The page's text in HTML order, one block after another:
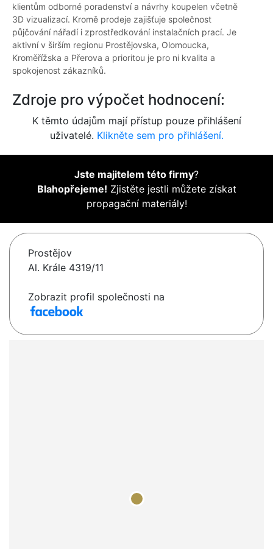
klientům odborné poradenství a návrhy koupelen včetně
3D vizualizací. Kromě prodeje zajišťuje společnost
půjčování nářadí i zprostředkování instalačních prací. Je
aktivní v širším regionu Prostějovska, Olomoucka,
Kroměřížska a Přerova a prioritou je pro ni kvalita a
spokojenost zákazníků.
Zdroje pro výpočet hodnocení:
K těmto údajům mají přístup pouze přihlášení
uživatelé. Klikněte sem pro přihlášení.
Jste majitelem této firmy?
Blahopřejeme! Zjistěte jestli můžete získat
propagační materiály!
Prostějov
Al. Krále 4319/11
Zobrazit profil společnosti na